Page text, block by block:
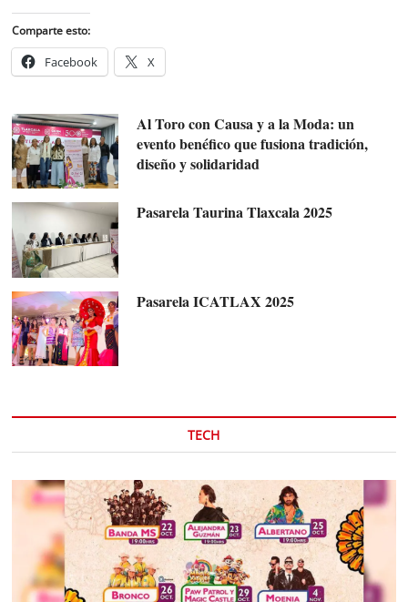
Comparte esto:
Facebook X
Al Toro con Causa y a la Moda: un
evento benéfico que fusiona tradición,
diseño y solidaridad
Pasarela Taurina Tlaxcala 2025
Pasarela ICATLAX 2025
TECH